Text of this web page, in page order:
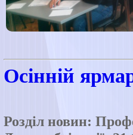
Осінній
Розділ новин: